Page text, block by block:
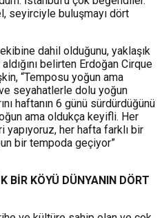
seyirciyle buluşmayı dört
dahil olduğunu, yaklaşık
belirten Erdoğan Cirque
“Temposu yoğun ama
seyahatlerle dolu yoğun
haftanın 6 günü sürdürdüğünü
ama oldukça keyifli. Her
her hafta farklı bir
bir tempoda geçiyor”
BİR KÖYÜ DÜNYANIN DÖRT